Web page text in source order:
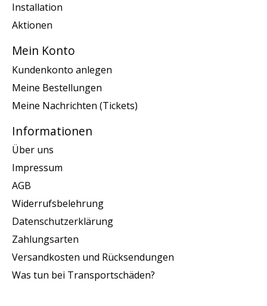
Installation
Aktionen
Mein Konto
Kundenkonto anlegen
Meine Bestellungen
Meine Nachrichten (Tickets)
Informationen
Über uns
Impressum
AGB
Widerrufsbelehrung
Datenschutzerklärung
Zahlungsarten
Versandkosten und Rücksendungen
Was tun bei Transportschäden?